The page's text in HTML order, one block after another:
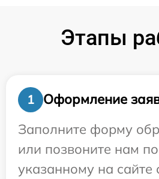
Этапы
1
Оформление
Заполните форму
или позвоните нам
указанному на сайте